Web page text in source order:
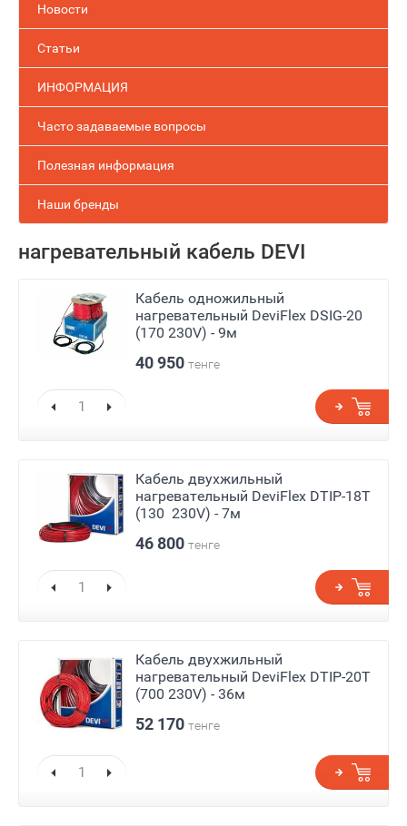
Новости
Статьи
ИНФОРМАЦИЯ
Часто задаваемые вопросы
Полезная информация
Наши бренды
нагревательный кабель DEVI
Кабель одножильный
нагревательный DeviFlex DSIG-20
(170 230V) - 9м
40 950 тенге
Кабель двухжильный
нагревательный DeviFlex DTIP-18T
(130 230V) - 7м
46 800 тенге
Кабель двухжильный
нагревательный DeviFlex DTIP-20T
(700 230V) - 36м
52 170 тенге